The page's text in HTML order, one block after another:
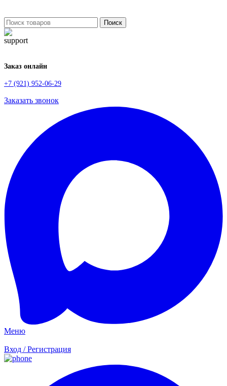
Поиск
Заказ онлайн
+7 (921) 952-06-29
Заказать звонок
Меню
Вход / Регистрация